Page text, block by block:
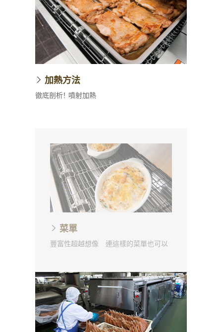
加熱方法
徹底剖析！ 噴射加熱
菜單
豐富性超越想像 連這樣的菜單也可以